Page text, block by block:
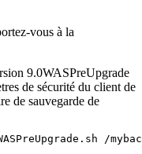
vous à la
9.0WASPreUpgrade
de sécurité du client de
de sauvegarde de
/